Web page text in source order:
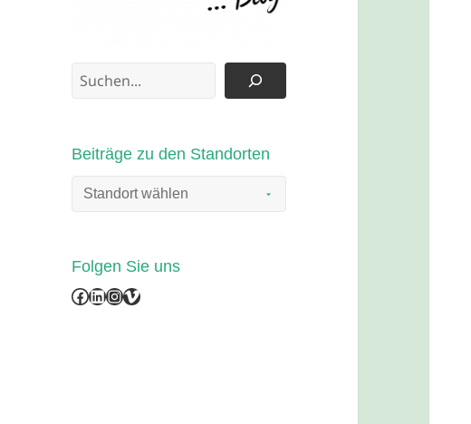
carpe diem Blog
News und Updates
Suchen
Beiträge zu den Standorten
Folgen Sie uns
Facebook
LinkedIn
Instagram
Vimeo